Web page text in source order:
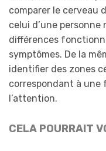
comparer le cerveau
celui d’une
différences
symptômes. De la
identifier des zones
correspondant à
l’attention.
CELA POURRAIT